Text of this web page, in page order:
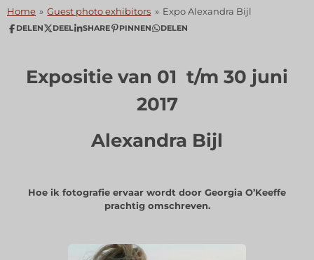
Home » Guest photo exhibitors » Expo Alexandra Bijl
DELEN DEEL SHARE PINNEN DELEN
Expositie van 01 t/m 30 juni
2017
Alexandra Bijl
Hoe ik fotografie ervaar wordt door Georgia O’Keeffe
prachtig omschreven.